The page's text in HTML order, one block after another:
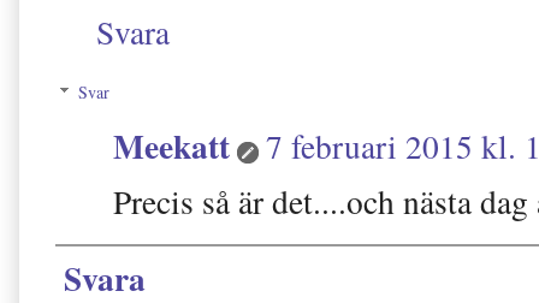
Svara
Svar
Meekatt
7 februari 2015 kl.
Precis så är det....och nästa
Svara